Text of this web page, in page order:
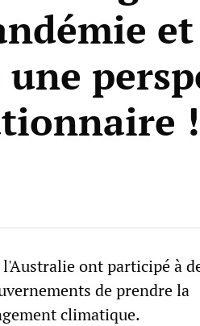
!
ont participé à
de prendre la
climatique.